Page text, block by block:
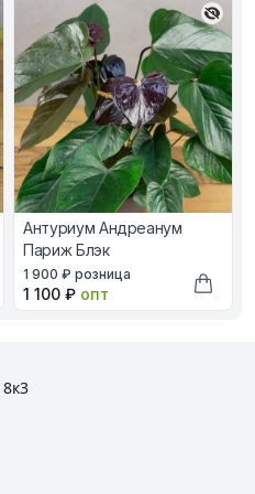
в корзину
Антуриум Андреанум
Париж Блэк
В наличии, цена в рублях
1 900 ₽ розница
Оптовая цена в рублях
1 100 ₽ опт